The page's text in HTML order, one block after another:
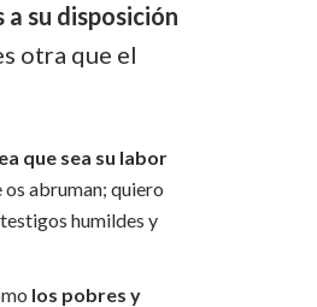
su disposición
otra que el
que sea su labor
abruman; quiero
humildes y
los pobres y